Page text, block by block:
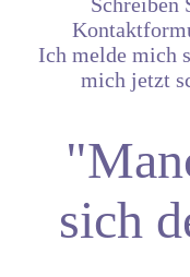
Ich melde mich
mich jetzt
sich